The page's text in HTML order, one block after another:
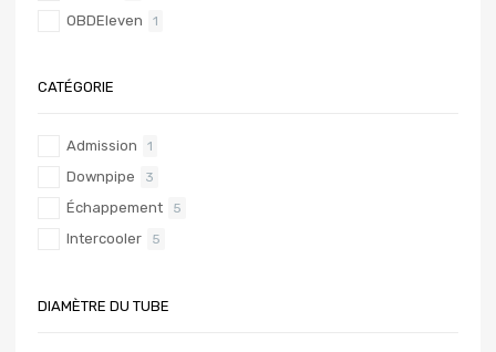
OBDEleven 1
CATÉGORIE
Admission 1
Downpipe 3
Échappement 5
Intercooler 5
DIAMÈTRE DU TUBE